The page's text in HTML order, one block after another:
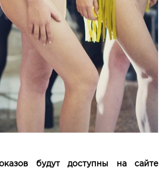
будут доступны на сайте